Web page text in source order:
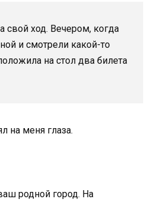
свой ход. Вечером, когда
и смотрели какой-то
на стол два билета
на меня глаза.
родной город. На